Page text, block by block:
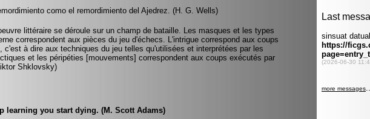
como el remordimiento del Ajedrez. (H. G. Wells)
littéraire se déroule sur un champ de bataille. Les masques et les types
correspondent aux pièces du jeu d'échecs. L'intrigue correspond aux coups
c'est à dire aux techniques du jeu telles qu'utilisées et interprétées par les
et les péripéties [mouvements] correspondent aux coups exécutés par
Shklovsky)
learning you start dying. (M. Scott Adams)